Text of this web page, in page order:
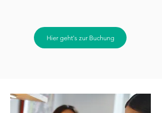
Hier geht's zur Buchung